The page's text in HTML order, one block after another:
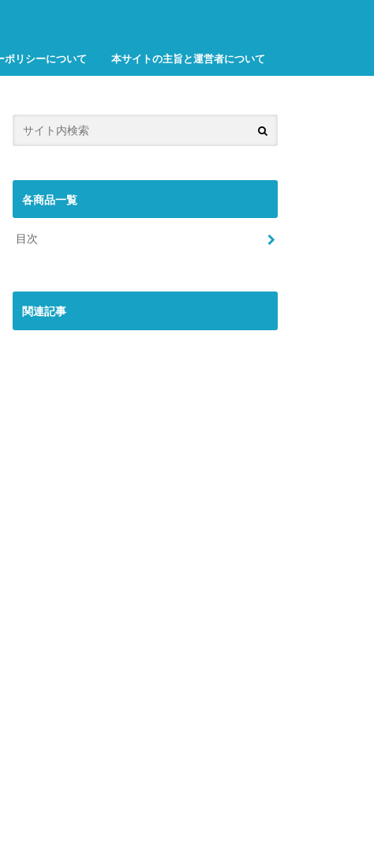
ポリシーについて 本サイトの主旨と運営者について
各商品一覧
目次
関連記事